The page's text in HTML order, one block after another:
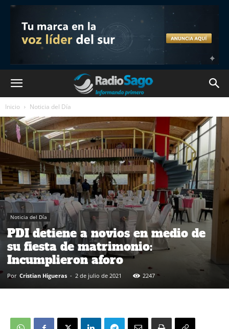
Inicio Noticia del Día
Noticia del Día
PDI detiene a novios en medio de
su fiesta de matrimonio:
Incumplieron aforo
Por Cristian Higueras - 2 de julio de 2021 2247